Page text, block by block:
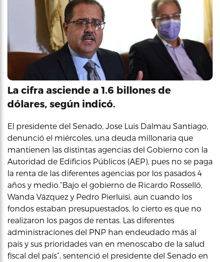
La cifra asciende a 1.6 billones de
dólares, según indicó.
El presidente del Senado, Jose Luis Dalmau Santiago,
denunció el miércoles, una deuda millonaria que
mantienen las distintas agencias del Gobierno con la
Autoridad de Edificios Públicos (AEP), pues no se paga
la renta de las diferentes agencias por los pasados 4
años y medio.“Bajo el gobierno de Ricardo Rosselló,
Wanda Vázquez y Pedro Pierluisi, aun cuando los
fondos estaban presupuestados, lo cierto es que no
realizaron los pagos de rentas. Las diferentes
administraciones del PNP han endeudado más al
país y sus prioridades van en menoscabo de la salud
fiscal del país”, sentenció el presidente del Senado en